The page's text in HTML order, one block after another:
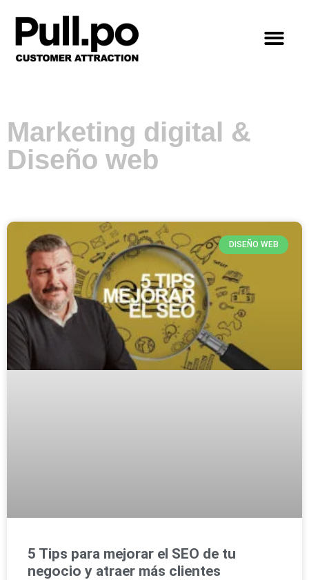
Marketing digital &
Diseño web
DISEÑO WEB
5 Tips para mejorar el SEO de tu
negocio y atraer más clientes